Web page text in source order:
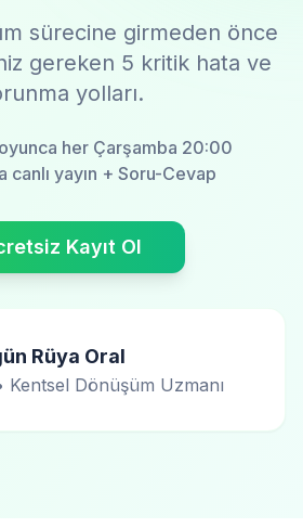
sürecine girmeden önce
gereken 5 kritik hata ve
yolları.
her Çarşamba 20:00
canlı yayın + Soru-Cevap
Kayıt Ol
Rüya Oral
Kentsel Dönüşüm Uzmanı